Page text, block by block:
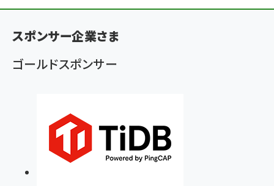
く
ず
スポンサー企業さま
ゴールドスポンサー